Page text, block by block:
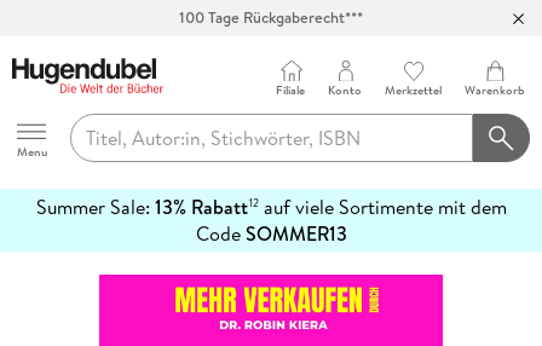
100 Tage Rückgaberecht***
Hugendubel
Menu
Filiale Konto Merkzettel Warenkorb
Summer Sale: 13% Rabatt12auf viele Sortimente mit dem
CodeSOMMER13
erfahren